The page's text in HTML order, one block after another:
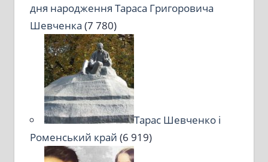
дня народження Тараса Григоровича
Шевченка (7 780)
Тарас Шевченко і
Роменський край (6 919)